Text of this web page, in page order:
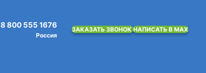
8 800 555 1676
Россия
ЗАКАЗАТЬ ЗВОНОКНАПИСАТЬ В MAX